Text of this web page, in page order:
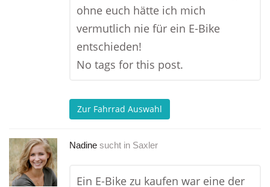
ohne euch hätte ich mich
vermutlich nie für ein E-Bike
entschieden!
No tags for this post.
Zur Fahrrad Auswahl
Nadine sucht in Saxler
Ein E-Bike zu kaufen war eine der